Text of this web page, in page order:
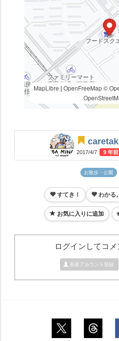
MapLibre | OpenFreeMap ©
2017/4/7 9 年前
お散歩・公園
すてき！ わかる。
お気に入りに追加
ログインしてコメ
新規アカウント登録